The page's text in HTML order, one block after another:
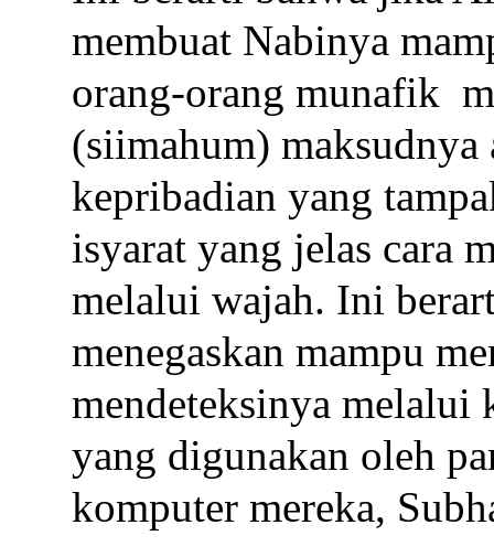
membuat Nabinya
orang-orang munafik
(siimahum)
kepribadian yang
isyarat yang jelas cara
melalui wajah. Ini
menegaskan mampu
mendeteksinya
yang digunakan oleh
komputer mereka,